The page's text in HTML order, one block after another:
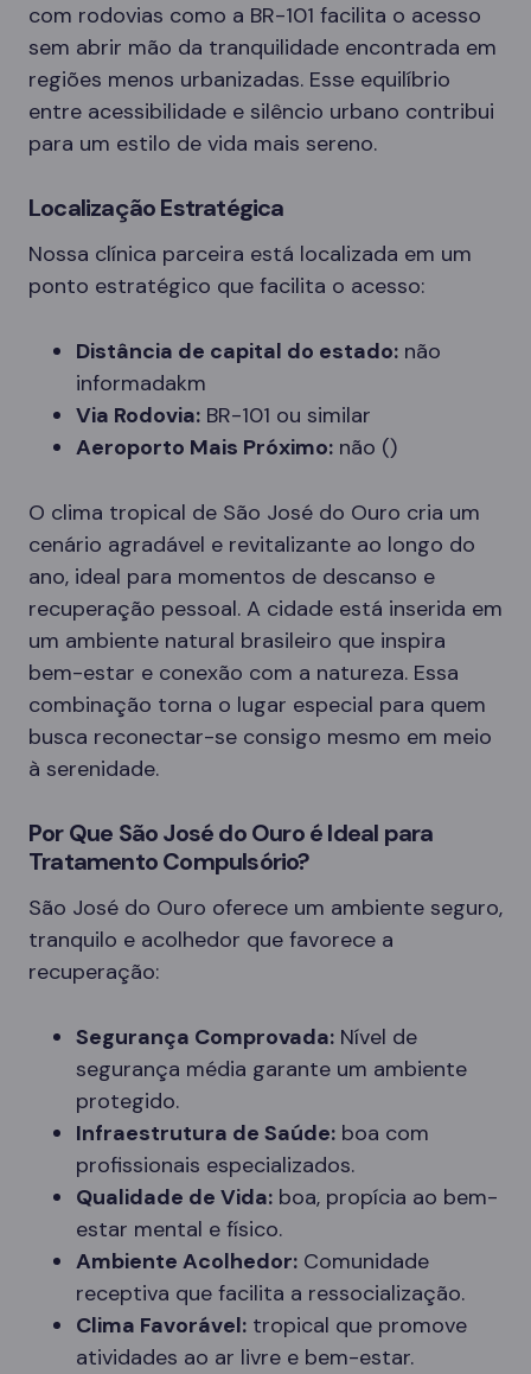
com rodovias como a BR-101 facilita o acesso
sem abrir mão da tranquilidade encontrada em
regiões menos urbanizadas. Esse equilíbrio
entre acessibilidade e silêncio urbano contribui
para um estilo de vida mais sereno.
Localização Estratégica
Nossa clínica parceira está localizada em um
ponto estratégico que facilita o acesso:
Distância de capital do estado: não
informadakm
Via Rodovia: BR-101 ou similar
Aeroporto Mais Próximo: não ()
O clima tropical de São José do Ouro cria um
cenário agradável e revitalizante ao longo do
ano, ideal para momentos de descanso e
recuperação pessoal. A cidade está inserida em
um ambiente natural brasileiro que inspira
bem-estar e conexão com a natureza. Essa
combinação torna o lugar especial para quem
busca reconectar-se consigo mesmo em meio
à serenidade.
Por Que São José do Ouro é Ideal para
Tratamento Compulsório?
São José do Ouro oferece um ambiente seguro,
tranquilo e acolhedor que favorece a
recuperação:
Segurança Comprovada: Nível de
segurança média garante um ambiente
protegido.
Infraestrutura de Saúde: boa com
profissionais especializados.
Qualidade de Vida: boa, propícia ao bem-
estar mental e físico.
Ambiente Acolhedor: Comunidade
receptiva que facilita a ressocialização.
Clima Favorável: tropical que promove
atividades ao ar livre e bem-estar.